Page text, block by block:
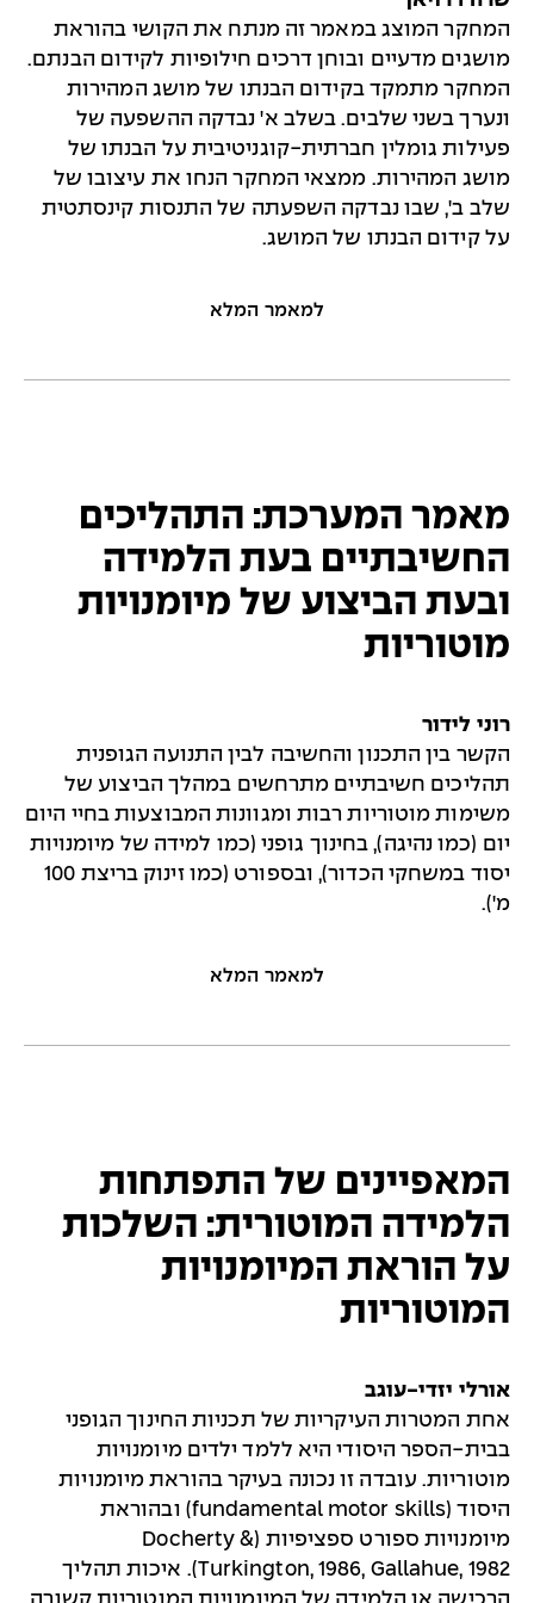
המחקר המוצג במאמר זה מנתח את הקושי בהוראת
מושגים מדעיים ובוחן דרכים חילופיות לקידום הבנתם.
המחקר מתמקד בקידום הבנתו של מושג המהירות
ונערך בשני שלבים. בשלב א' נבדקה ההשפעה של
פעילות גומלין חברתית-קוגניטיבית על הבנתו של
מושג המהירות. ממצאי המחקר הנחו את עיצובו של
שלב ב', שבו נבדקה השפעתה של התנסות קינסתטית
על קידום הבנתו של המושג.
למאמר המלא
מאמר המערכת: התהליכים
החשיבתיים בעת הלמידה
ובעת הביצוע של מיומנויות
מוטוריות
רוני לידור
הקשר בין התכנון והחשיבה לבין התנועה הגופנית
תהליכים חשיבתיים מתרחשים במהלך הביצוע של
משימות מוטוריות רבות ומגוונות המבוצעות בחיי היום
יום (כמו נהיגה), בחינוך גופני (כמו למידה של מיומנויות
יסוד במשחקי הכדור), ובספורט (כמו זינוק בריצת 100
מ').
למאמר המלא
המאפיינים של התפתחות
הלמידה המוטורית: השלכות
על הוראת המיומנויות
המוטוריות
אורלי יזדי-עוגב
אחת המטרות העיקריות של תכניות החינוך הגופני
בבית-הספר היסודי היא ללמד ילדים מיומנויות
מוטוריות. עובדה זו נכונה בעיקר בהוראת מיומנויות
היסוד (fundamental motor skills) ובהוראת
מיומנויות ספורט ספציפיות (Docherty &
Turkington, 1986, Gallahue, 1982). איכות תהליך